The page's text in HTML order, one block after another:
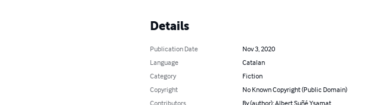
Details
Publication Date
Nov 3, 2020
Language
Catalan
Category
Fiction
Copyright
No Known Copyright (Public Domain)